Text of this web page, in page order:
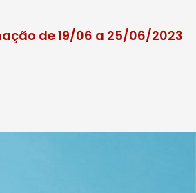
de 19/06 a 25/06/2023